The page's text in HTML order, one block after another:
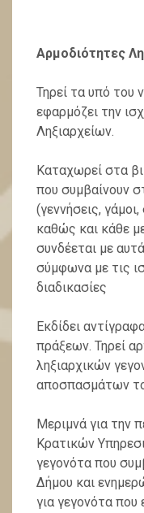
Αρμοδιότητες
Τηρεί τα υπό του
εφαρμόζει την
Ληξιαρχείων.
Καταχωρεί στα
που συμβαίνουν
(γεννήσεις,
καθώς και κάθε
συνδέεται με
σύμφωνα με τις
διαδικασίες
Εκδίδει
πράξεων. Τηρεί
ληξιαρχικών
αποσπασμάτων
Μεριμνά για την
Κρατικών
γεγονότα που
Δήμου και
για γεγονότα